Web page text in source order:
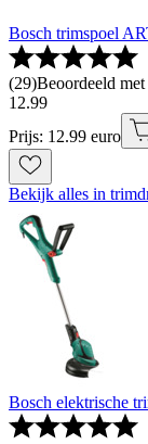
Bosch trimspoel
(29)Beoordeeld
12.99
Prijs: 12.99 euro
Bekijk alles in
Bosch elektrische